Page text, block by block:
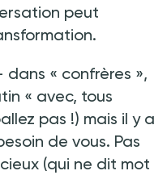
peut
dans « confrères »,
« avec, tous
pas !) mais il y a
de vous. Pas
(qui ne dit mot